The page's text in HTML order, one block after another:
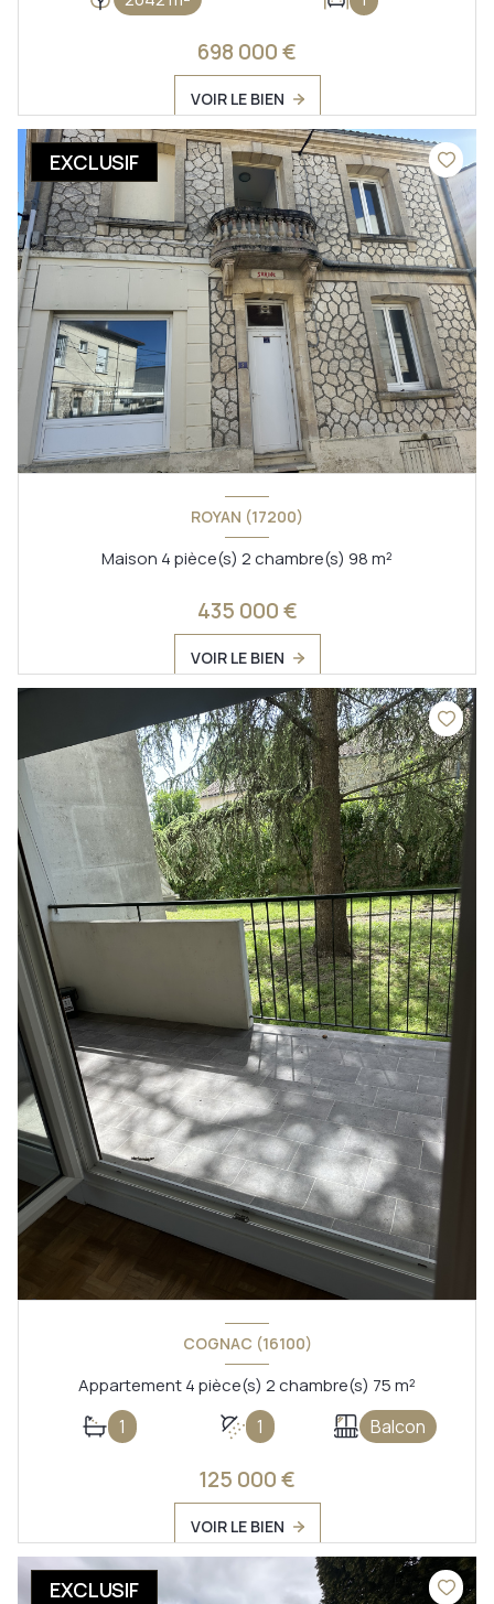
698 000 €
VOIR LE BIEN
EXCLUSIF
ROYAN (17200)
Maison 4 pièce(s) 2 chambre(s) 98 m²
435 000 €
VOIR LE BIEN
COGNAC (16100)
Appartement 4 pièce(s) 2 chambre(s) 75 m²
1 1 Balcon
125 000 €
VOIR LE BIEN
EXCLUSIF